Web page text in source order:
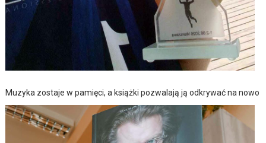
Muzyka zostaje w pamięci, a książki pozwalają ją odkrywać na nowo